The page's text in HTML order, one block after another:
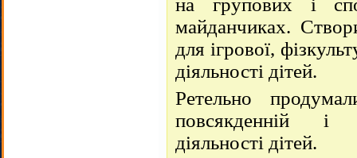
на групових і
майданчиках.
для ігрової,
діяльності дітей.
Ретельно
повсякденній і
діяльності дітей.